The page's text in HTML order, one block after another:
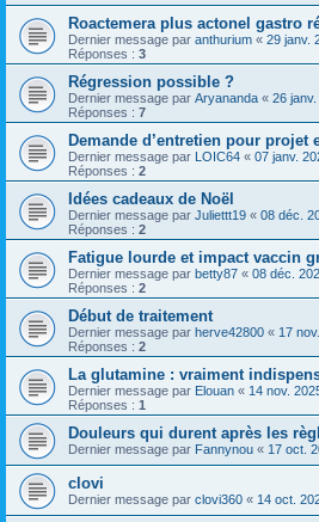
Roactemera plus actonel gastro
Dernier message par anthurium « 29 janv.
Réponses : 3
Régression possible ?
Dernier message par Aryananda « 26
Réponses : 7
Demande d’entretien pour projet
Dernier message par LOIC64 « 07 janv.
Réponses : 2
Idées cadeaux de Noël
Dernier message par Juliettt19 « 08 déc.
Réponses : 2
Fatigue lourde et impact vaccin
Dernier message par betty87 « 08 déc.
Réponses : 2
Début de traitement
Dernier message par herve42800 « 17
Réponses : 2
La glutamine : vraiment
Dernier message par Elouan « 14 nov.
Réponses : 1
Douleurs qui durent après les
Dernier message par Fannynou « 17 oct.
clovi
Dernier message par clovi360 « 14 oct.